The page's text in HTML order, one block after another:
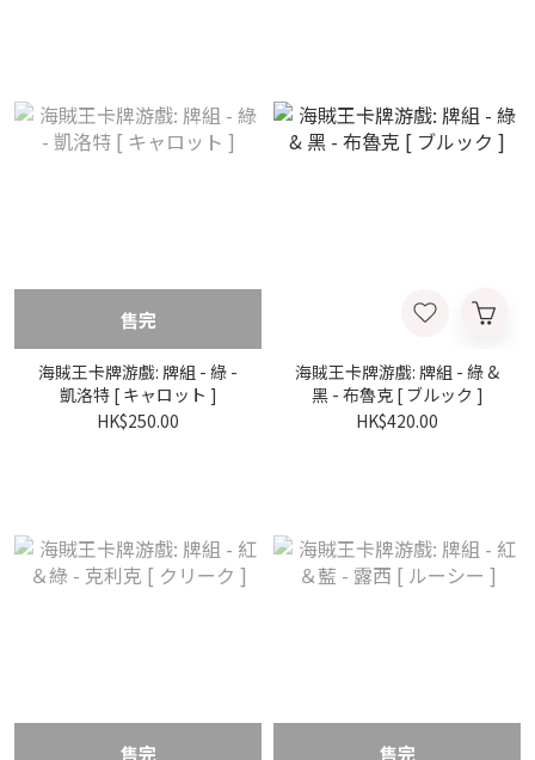
售完
海賊王卡牌游戲: 牌組 - 綠 -
凱洛特 [ キャロット ]
HK$250.00
海賊王卡牌游戲: 牌組 - 綠 &
黑 - 布魯克 [ ブルック ]
HK$420.00
售完 售完